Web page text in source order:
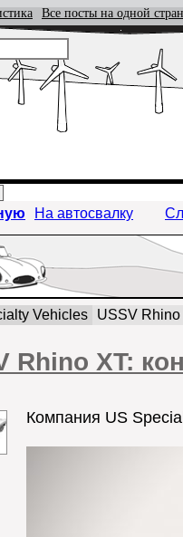
Все посты на одной
На автосвалку
Vehicles USSV Rhino
Rhino XT:
Компания US